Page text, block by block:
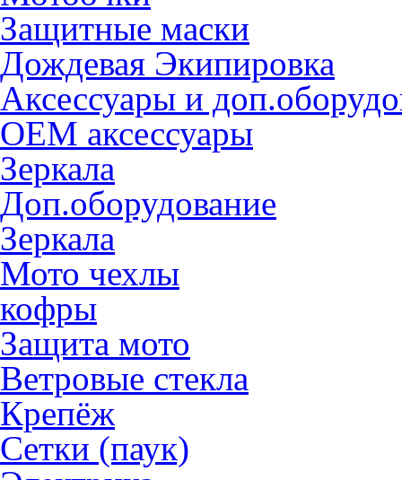
Защитные маски
Дождевая Экипировка
Аксессуары и
OEM аксессуары
Зеркала
Доп.оборудование
Зеркала
Мото чехлы
кофры
Защита мото
Ветровые стекла
Крепёж
Сетки (паук)